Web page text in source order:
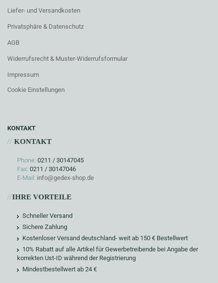
Liefer- und Versandkosten
Privatsphäre & Datenschutz
AGB
Widerrufsrecht & Muster-Widerrufsformular
Impressum
Cookie Einstellungen
KONTAKT
// KONTAKT
Phone: 0211 / 30147045
Fax: 0211 / 30147046
E-Mail: info@gedex-shop.de
//IHRE VORTEILE
Schneller Versand
Sichere Zahlung
Kostenloser Versand deutschland- weit ab 150 € Bestellwert
10% Rabatt auf alle Artikel für Gewerbetreibende bei Angabe der
korrekten Ust-ID während der Registrierung
Mindestbestellwert ab 24 €